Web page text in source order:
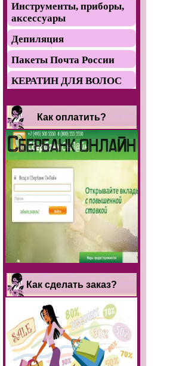
Инструменты, приборы,
аксессуары
Депиляция
Пакеты Почта России
КЕРАТИН ДЛЯ ВОЛОС
Как оплатить?
Как сделать заказ?